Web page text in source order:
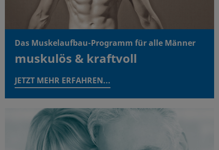
Das Muskelaufbau-Programm für alle Männer
muskulös & kraftvoll
JETZT MEHR ERFAHREN...